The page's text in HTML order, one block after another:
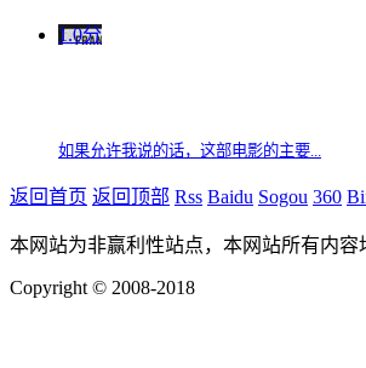
1.0分
如果允许我说的话，这部电影的主要...
返回首页 返回顶部 Rss Baidu Sogou 360
本网站为非赢利性站点，本网站所有内
Copyright © 2008-2018